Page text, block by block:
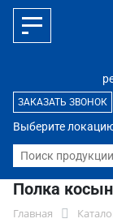
Выберите
ЗАКАЗАТЬ ЗВОНОК
Полка
Главная